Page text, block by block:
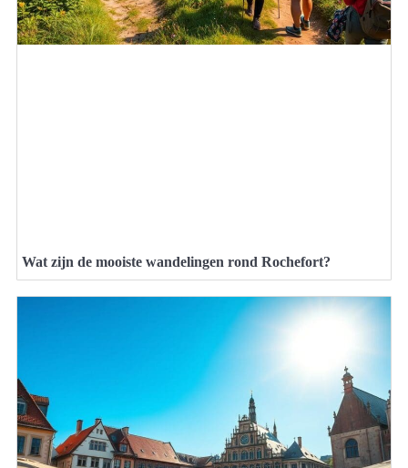
Wat zijn de mooiste wandelingen rond Rochefort?